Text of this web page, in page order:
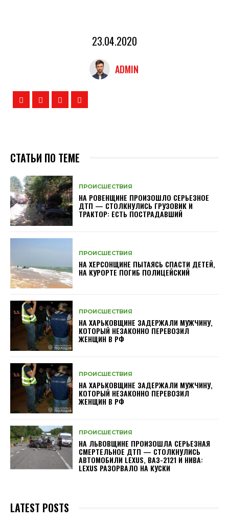
23.04.2020
ADMIN
СТАТЬИ ПО ТЕМЕ
ПРОИСШЕСТВИЯ
НА РОВЕНЩИНЕ ПРОИЗОШЛО СЕРЬЕЗНОЕ
ДТП — СТОЛКНУЛИСЬ ГРУЗОВИК И
ТРАКТОР: ЕСТЬ ПОСТРАДАВШИЙ
ПРОИСШЕСТВИЯ
НА ХЕРСОНЩИНЕ ПЫТАЯСЬ СПАСТИ ДЕТЕЙ,
НА КУРОРТЕ ПОГИБ ПОЛИЦЕЙСКИЙ
ПРОИСШЕСТВИЯ
НА ХАРЬКОВЩИНЕ ЗАДЕРЖАЛИ МУЖЧИНУ,
КОТОРЫЙ НЕЗАКОННО ПЕРЕВОЗИЛ
ЖЕНЩИН В РФ
ПРОИСШЕСТВИЯ
НА ХАРЬКОВЩИНЕ ЗАДЕРЖАЛИ МУЖЧИНУ,
КОТОРЫЙ НЕЗАКОННО ПЕРЕВОЗИЛ
ЖЕНЩИН В РФ
ПРОИСШЕСТВИЯ
НА ЛЬВОВЩИНЕ ПРОИЗОШЛА СЕРЬЕЗНАЯ
СМЕРТЕЛЬНОЕ ДТП — СТОЛКНУЛИСЬ
АВТОМОБИЛИ LEXUS, ВАЗ-2121 И НИВА:
LEXUS РАЗОРВАЛО НА КУСКИ
LATEST POSTS